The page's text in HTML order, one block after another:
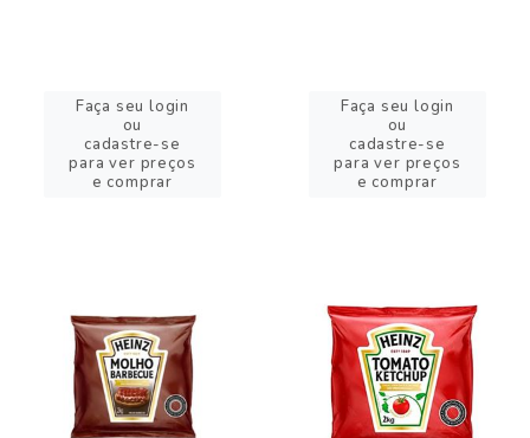
Faça seu login
ou
cadastre-se
para ver preços
e comprar
Faça seu login
ou
cadastre-se
para ver preços
e comprar